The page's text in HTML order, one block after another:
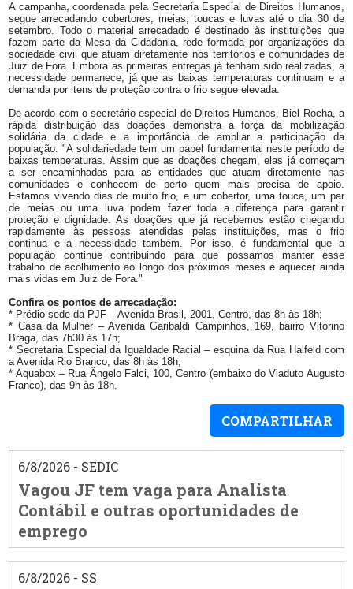
A campanha, coordenada pela Secretaria Especial de Direitos Humanos,
segue arrecadando cobertores, meias, toucas e luvas até o dia 30 de
setembro. Todo o material arrecadado é destinado às instituições que
fazem parte da Mesa da Cidadania, rede formada por organizações da
sociedade civil que atuam diretamente nos territórios e comunidades de
Juiz de Fora. Embora as primeiras entregas já tenham sido realizadas, a
necessidade permanece, já que as baixas temperaturas continuam e a
demanda por itens de proteção contra o frio segue elevada.
De acordo com o secretário especial de Direitos Humanos, Biel Rocha, a
rápida distribuição das doações demonstra a força da mobilização
solidária da cidade e a importância de ampliar a participação da
população. "A solidariedade tem um papel fundamental neste período de
baixas temperaturas. Assim que as doações chegam, elas já começam
a ser encaminhadas para as entidades que atuam diretamente nas
comunidades e conhecem de perto quem mais precisa de apoio.
Estamos vivendo dias de muito frio, e um cobertor, uma touca, um par
de meias ou uma luva podem fazer toda a diferença para garantir
proteção e dignidade. As doações que já recebemos estão chegando
rapidamente às pessoas atendidas pelas instituições, mas o frio
continua e a necessidade também. Por isso, é fundamental que a
população continue contribuindo para que possamos manter esse
trabalho de acolhimento ao longo dos próximos meses e aquecer ainda
mais vidas em Juiz de Fora."
Confira os pontos de arrecadação:
* Prédio-sede da PJF – Avenida Brasil, 2001, Centro, das 8h às 18h;
* Casa da Mulher – Avenida Garibaldi Campinhos, 169, bairro Vitorino
Braga, das 7h30 às 17h;
* Secretaria Especial da Igualdade Racial – esquina da Rua Halfeld com
a Avenida Rio Branco, das 8h às 18h;
* Aquabox – Rua Ângelo Falci, 100, Centro (embaixo do Viaduto Augusto
Franco), das 9h às 18h.
COMPARTILHAR
6/8/2026 - SEDIC
Vagou JF tem vaga para Analista
Contábil e outras oportunidades de
emprego
6/8/2026 - SS